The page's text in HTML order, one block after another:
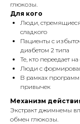
глюкозы.
Для кого
Люди,
сладкого
Пациенты с
диабетом 2 типа
Те, кто переедает
Люди с
В рамках
привычек
Механизм
Экстракт джимнемы
обмен глюкозы.